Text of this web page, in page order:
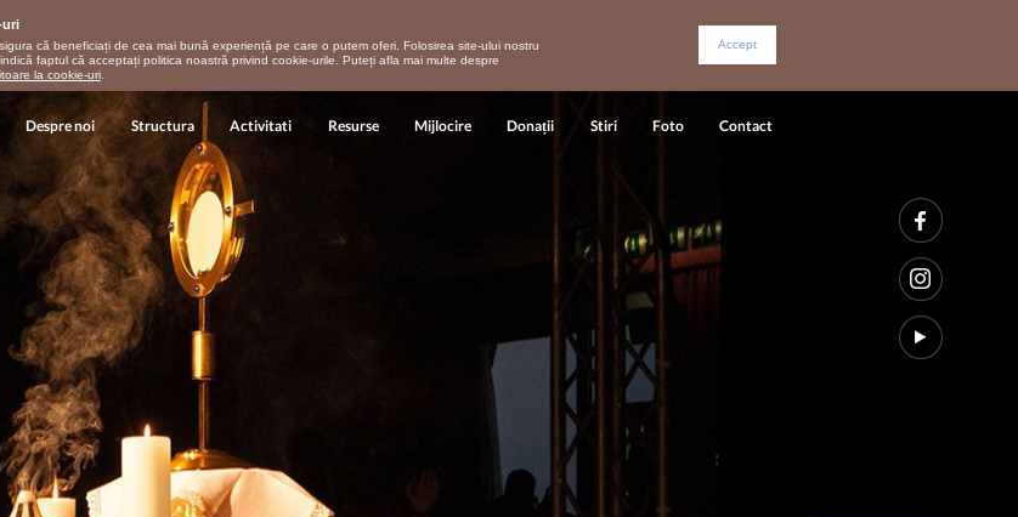
uri
că beneficiați de cea mai bună experiență pe care o putem oferi. Folosirea site-ului nostru
faptul că acceptați politica noastră privind cookie-urile. Puteți afla mai multe despre
la cookie-uri.
Accept
Despre noi Structura Activitati Resurse Mijlocire Donații Stiri Foto Contact